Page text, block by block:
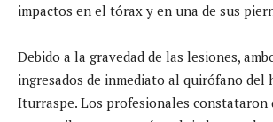
impactos en el tórax y en una de sus
Debido a la gravedad de las lesiones,
ingresados de inmediato al quirófano del
Iturraspe. Los profesionales constataron